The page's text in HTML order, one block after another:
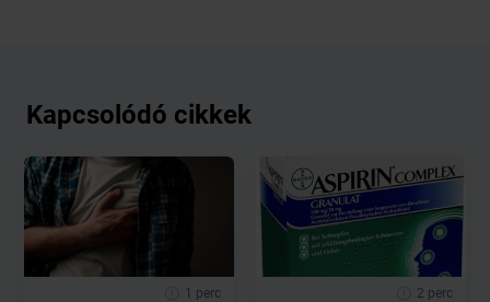
Kapcsolódó cikkek
1 perc 2 perc